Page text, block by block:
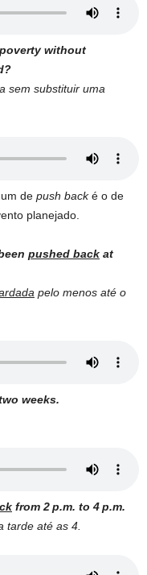
without
sem substituir uma
de push backé o de
planejado.
pushed back at
pelo menos até o
weeks.
from 2 p.m. to 4 p.m.
tarde até as 4.